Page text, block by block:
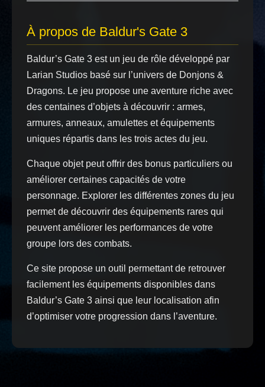
À propos de Baldur's Gate 3
Baldur’s Gate 3 est un jeu de rôle développé par
Larian Studios basé sur l’univers de Donjons &
Dragons. Le jeu propose une aventure riche avec
des centaines d’objets à découvrir : armes,
armures, anneaux, amulettes et équipements
uniques répartis dans les trois actes du jeu.
Chaque objet peut offrir des bonus particuliers ou
améliorer certaines capacités de votre
personnage. Explorer les différentes zones du jeu
permet de découvrir des équipements rares qui
peuvent améliorer les performances de votre
groupe lors des combats.
Ce site propose un outil permettant de retrouver
facilement les équipements disponibles dans
Baldur’s Gate 3 ainsi que leur localisation afin
d’optimiser votre progression dans l’aventure.